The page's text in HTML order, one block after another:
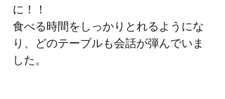
に！！
食べる時間をしっかりとれるようにな
り、どのテーブルも会話が弾んでいま
した。